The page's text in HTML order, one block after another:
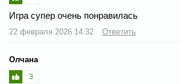
Игра супер очень понравилась
22 февраля 2026 14:32 Ответить
Олчана
3